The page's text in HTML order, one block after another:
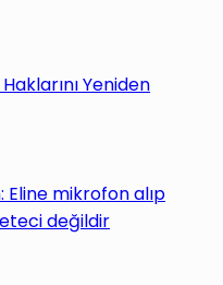
Yeniden
Eline mikrofon alıp
değildir